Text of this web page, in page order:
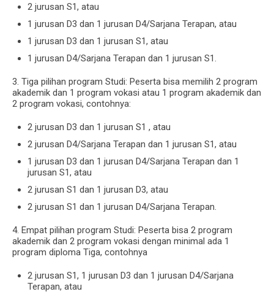
2 jurusan S1, atau
1 jurusan D3 dan 1 jurusan D4/Sarjana Terapan, atau
1 jurusan D3 dan 1 jurusan S1, atau
1 jurusan D4/Sarjana Terapan dan 1 jurusan S1.
3. Tiga pilihan program Studi: Peserta bisa memilih 2 program
akademik dan 1 program vokasi atau 1 program akademik dan
2 program vokasi, contohnya:
2 jurusan D3 dan 1 jurusan S1 , atau
2 jurusan D4/Sarjana Terapan dan 1 jurusan S1, atau
1 jurusan D3 dan 1 jurusan D4/Sarjana Terapan dan 1
jurusan S1, atau
2 jurusan S1 dan 1 jurusan D3, atau
2 jurusan S1 dan 1 jurusan D4/Sarjana Terapan.
4. Empat pilihan program Studi: Peserta bisa 2 program
akademik dan 2 program vokasi dengan minimal ada 1
program diploma Tiga, contohnya
2 jurusan S1, 1 jurusan D3 dan 1 jurusan D4/Sarjana
Terapan, atau